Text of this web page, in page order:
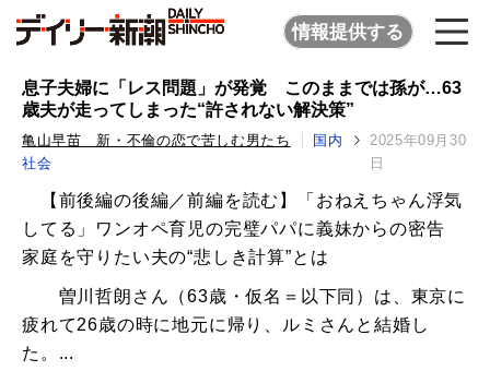
情報提供する
息子夫婦に「レス問題」が発覚 このままでは孫が…63
歳夫が走ってしまった“許されない解決策”
亀山早苗 新・不倫の恋で苦しむ男たち
国内
社会
2025年09月30
日
【前後編の後編／前編を読む】「おねえちゃん浮気
してる」ワンオペ育児の完璧パパに義妹からの密告
家庭を守りたい夫の“悲しき計算”とは
曽川哲朗さん（63歳・仮名＝以下同）は、東京に
疲れて26歳の時に地元に帰り、ルミさんと結婚し
た。...